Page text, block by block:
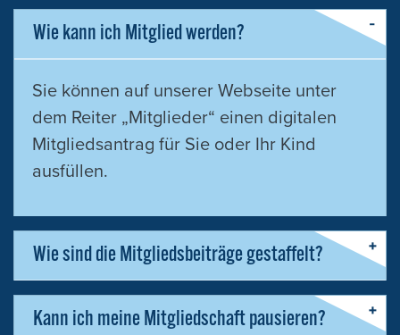
Wie kann ich Mitglied werden?
Sie können auf unserer Webseite unter
dem Reiter „Mitglieder“ einen digitalen
Mitgliedsantrag für Sie oder Ihr Kind
ausfüllen.
Wie sind die Mitgliedsbeiträge gestaffelt?
Kann ich meine Mitgliedschaft pausieren?